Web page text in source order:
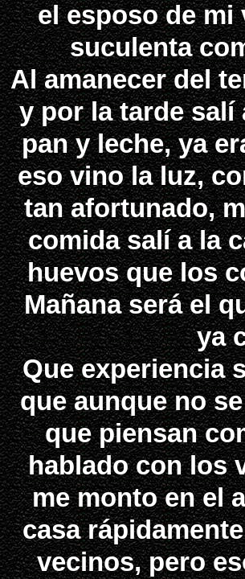
el esposo de mi
suculenta
Al amanecer del
y por la tarde salí
pan y leche, ya
eso vino la luz,
tan afortunado,
comida salí a la
huevos que los
Mañana será el
ya
Que experiencia
que aunque no
que piensan
hablado con los
me monto en el
casa
vecinos, pero